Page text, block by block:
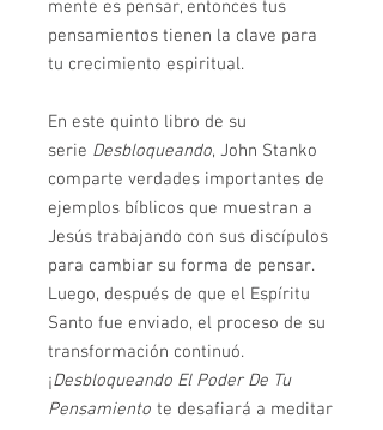
mente es pensar, entonces tus
pensamientos tienen la clave para
tu crecimiento espiritual.
En este quinto libro de su
serie Desbloqueando, John Stanko
comparte verdades importantes de
ejemplos bíblicos que muestran a
Jesús trabajando con sus discípulos
para cambiar su forma de pensar.
Luego, después de que el Espíritu
Santo fue enviado, el proceso de su
transformación continuó.
¡Desbloqueando El Poder De Tu
Pensamiento te desafiará a meditar